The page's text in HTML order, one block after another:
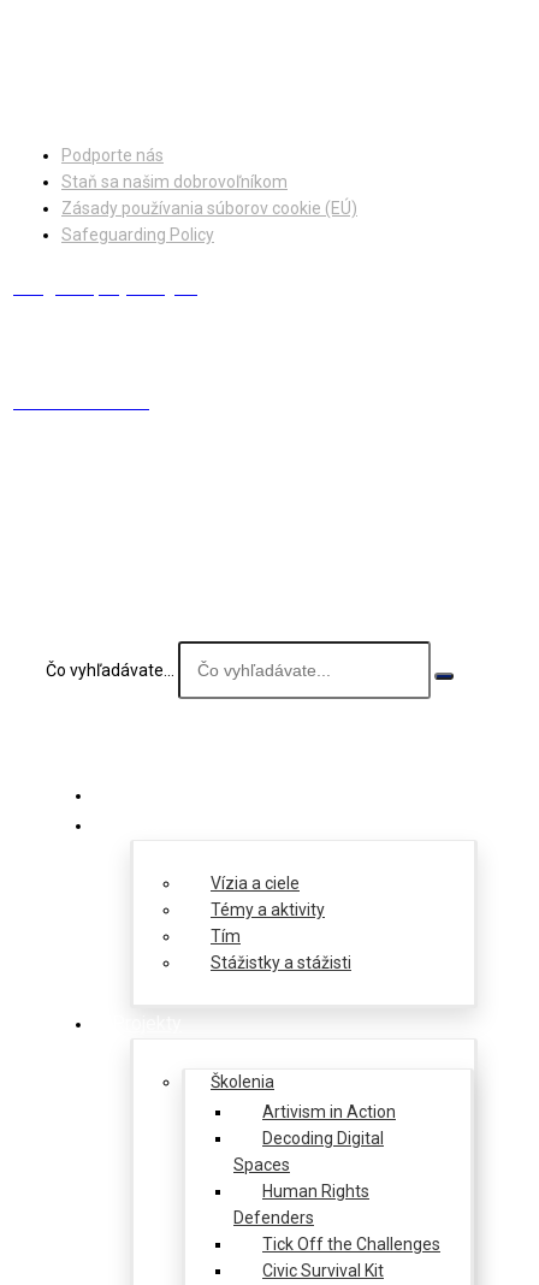
Podporte nás
Staň sa našim dobrovoľníkom
Zásady používania súborov cookie (EÚ)
Safeguarding Policy
Čo vyhľadávate...
Vízia a ciele
Témy a aktivity
Tím
Stážistky a stážisti
Školenia
Artivism in Action
Decoding Digital
Spaces
Human Rights
Defenders
Tick Off the Challenges
Civic Survival Kit